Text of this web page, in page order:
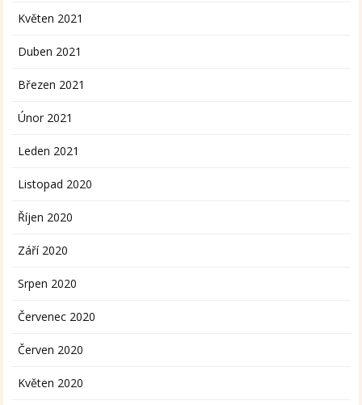
Květen 2021
Duben 2021
Březen 2021
Únor 2021
Leden 2021
Listopad 2020
Říjen 2020
Září 2020
Srpen 2020
Červenec 2020
Červen 2020
Květen 2020